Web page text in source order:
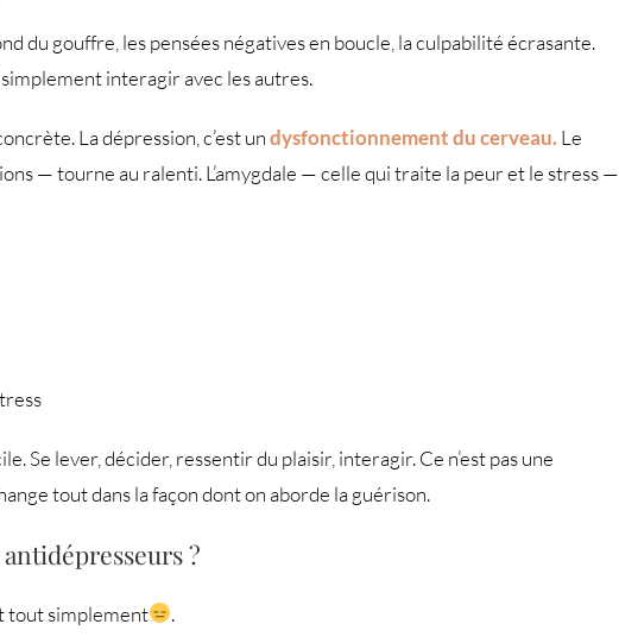
du gouffre, les pensées négatives en boucle, la culpabilité écrasante.
interagir avec les autres.
La dépression, c’est undysfonctionnement du cerveau. Le
— tourne au ralenti. L’amygdale — celle qui traite la peur et le stress —
Se lever, décider, ressentir du plaisir, interagir. Ce n’est pas une
tout dans la façon dont on aborde la guérison.
?
tout simplement .